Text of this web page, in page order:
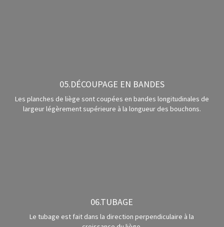
05.DÉCOUPAGE EN BANDES
Les planches de liège sont coupées en bandes longitudinales de
largeur légèrement supérieure à la longueur des bouchons.
06.TUBAGE
Le tubage est fait dans la direction perpendiculaire à la